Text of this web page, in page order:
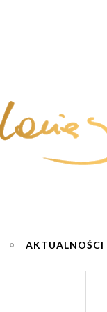
AKTUALNOŚCI